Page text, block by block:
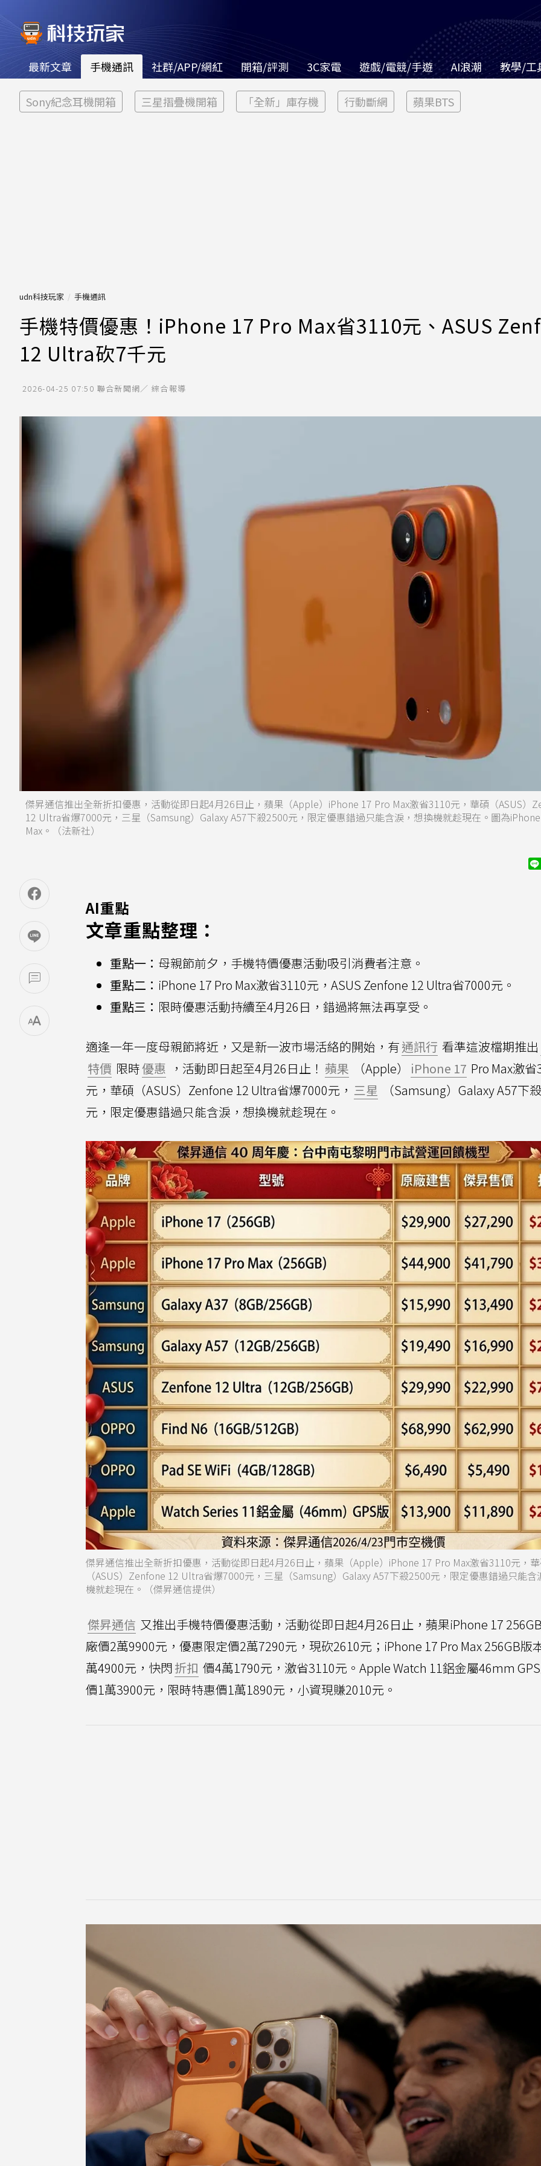
最新文章 手機通訊 社群/APP/網紅 開箱/評測 3C家電 遊戲/電競/手遊 AI浪潮 教學/工
Sony紀念耳機開箱 三星摺疊機開箱 「全新」庫存機 行動斷網 蘋果BTS
udn科技玩家 手機通訊
手機特價優惠！iPhone 17 Pro Max省3110元、ASUS
12 Ultra砍7千元
2026-04-25 07:50 聯合新聞網／ 綜合報導
傑昇通信推出全新折扣優惠，活動從即日起4月26日止，蘋果（Apple）iPhone 17 Pro Max激省3110元，華碩（ASUS）
12 Ultra省爆7000元，三星（Samsung）Galaxy A57下殺2500元，限定優惠錯過只能含淚，想換機就趁現在。圖為
Max。（法新社）
AI重點
文章重點整理：
重點一： 母親節前夕，手機特價優惠活動吸引消費者注意。
重點二： iPhone 17 Pro Max激省3110元，ASUS Zenfone 12 Ultra省7000元。
重點三： 限時優惠活動持續至4月26日，錯過將無法再享受。
適逢一年一度母親節將近，又是新一波市場活絡的開始，有通訊行 看準這波檔期推出
特價 限時優惠 ，活動即日起至4月26日止！ 蘋果 （Apple） iPhone 17 Pro Max激
元，華碩（ASUS）Zenfone 12 Ultra省爆7000元， 三星
（Samsung）Galaxy A57下
元，限定優惠錯過只能含淚，想換機就趁現在。
傑昇通信推出全新折扣優惠，活動從即日起4月26日止，蘋果（Apple）iPhone 17 Pro Max激省3110元，
（ASUS）Zenfone 12 Ultra省爆7000元，三星（Samsung）Galaxy A57下殺2500元，限定優惠錯過只能含
機就趁現在。（傑昇通信提供）
傑昇通信 又推出手機特價優惠活動，活動從即日起4月26日止，蘋果iPhone 17
廠價2萬9900元，優惠限定價2萬7290元，現砍2610元；iPhone 17 Pro Max 256GB版
萬4900元，快閃折扣 價4萬1790元，激省3110元。Apple Watch 11鋁金屬46mm
價1萬3900元，限時特惠價1萬1890元，小資現賺2010元。